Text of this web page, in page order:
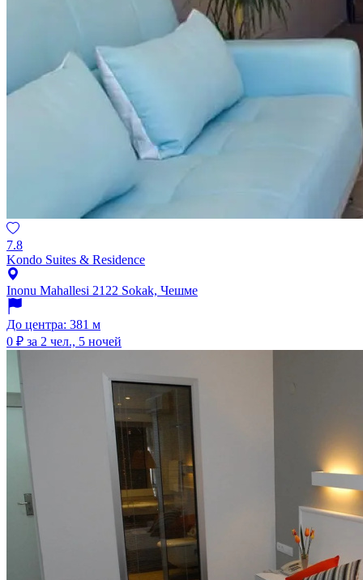
7.8
Kondo Suites & Residence
Inonu Mahallesi 2122 Sokak, Чешме
До центра: 381 м
0 ₽ за 2 чел., 5 ночей